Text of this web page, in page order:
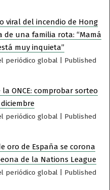
viral del incendio de Hong
de una familia rota: “Mamá
muy inquieta”
periódico global
Published
ONCE: comprobar sorteo
periódico global
Published
oro de España se corona
de la Nations League
periódico global
Published